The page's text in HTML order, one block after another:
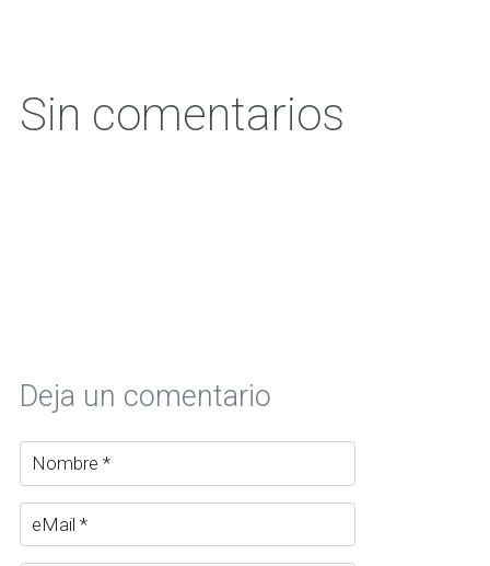
Sin comentarios
Deja un comentario